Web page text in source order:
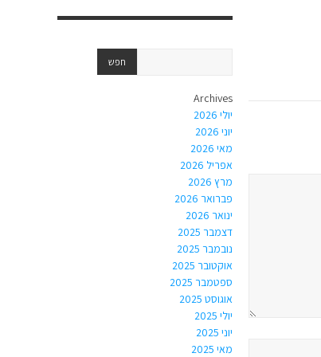
Archives
יולי 2026
יוני 2026
מאי 2026
אפריל 2026
מרץ 2026
פברואר 2026
ינואר 2026
דצמבר 2025
נובמבר 2025
אוקטובר 2025
ספטמבר 2025
אוגוסט 2025
יולי 2025
יוני 2025
מאי 2025